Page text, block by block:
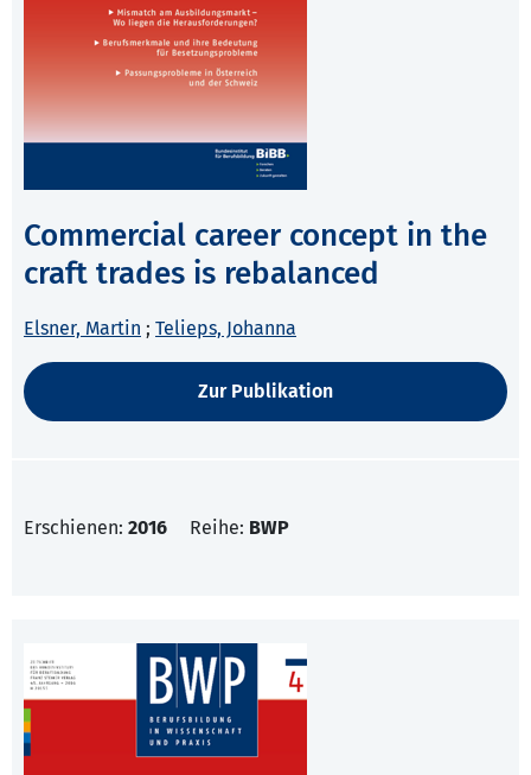
Commercial career concept in the
craft trades is rebalanced
Elsner, Martin ; Telieps, Johanna
Zur Publikation
Erschienen: 2016 Reihe: BWP